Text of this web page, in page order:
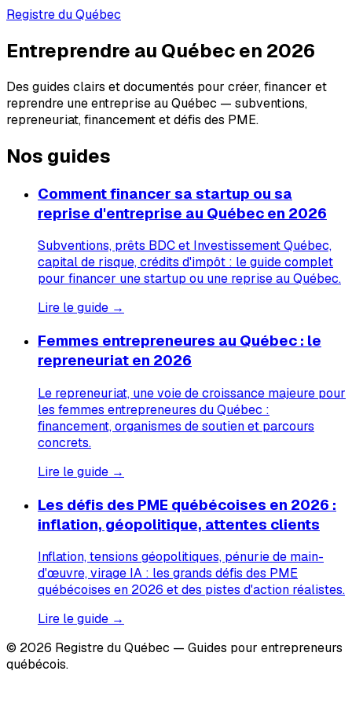
Registre du Québec
Entreprendre au Québec en 2026
Des guides clairs et documentés pour créer, financer et
reprendre une entreprise au Québec — subventions,
repreneuriat, financement et défis des PME.
Nos guides
Comment financer sa startup ou sa
reprise d'entreprise au Québec en 2026
Subventions, prêts BDC et Investissement Québec,
capital de risque, crédits d'impôt : le guide complet
pour financer une startup ou une reprise au Québec.
Lire le guide →
Femmes entrepreneures au Québec : le
repreneuriat en 2026
Le repreneuriat, une voie de croissance majeure pour
les femmes entrepreneures du Québec :
financement, organismes de soutien et parcours
concrets.
Lire le guide →
Les défis des PME québécoises en 2026 :
inflation, géopolitique, attentes clients
Inflation, tensions géopolitiques, pénurie de main-
d'œuvre, virage IA : les grands défis des PME
québécoises en 2026 et des pistes d'action réalistes.
Lire le guide →
© 2026 Registre du Québec — Guides pour entrepreneurs
québécois.